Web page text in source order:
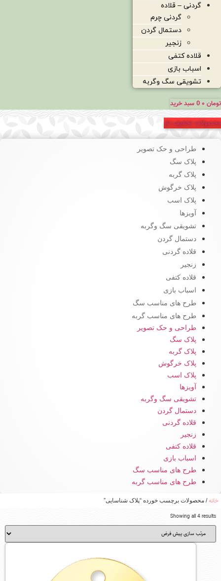
گردنی – قلاده
گردنی چرم
دستمال گردن
زنجیر
قلاده کتفی
اسباب بازی
تشویقی سگ وگربه
تومان 0 سبد خرید
محصولات تخفیف دار
طراحی و حک تصویر
پلاک سگ
پلاک گربه
پلاک خرگوش
پلاک اسب
آویزها
تشویقی سگ وگربه
دستمال گردن
قلاده گردنی
زنجیر
قلاده کتفی
اسباب بازی
طرح های مناسب سگ
طرح های مناسب گربه
طراحی و حک تصویر
پلاک سگ
پلاک گربه
پلاک خرگوش
پلاک اسب
آویزها
تشویقی سگ وگربه
دستمال گردن
قلاده گردنی
زنجیر
قلاده کتفی
اسباب بازی
طرح های مناسب سگ
طرح های مناسب گربه
خانه/ محصولات برچسب خورده “پلاک شناسایی”
Showing all 4 results